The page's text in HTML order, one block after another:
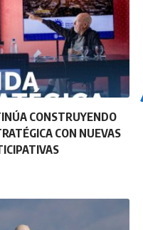
CONSTRUYENDO
CON NUEVAS